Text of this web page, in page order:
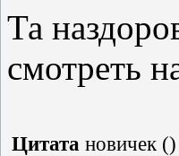
Та
смотреть
Цитата новичек ()